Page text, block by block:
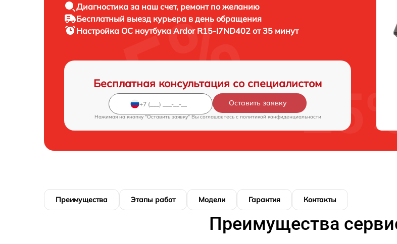
Диагностика за наш счет, ремонт по желанию
Бесплатный выезд курьера в день обращения
Настройка ОС ноутбука Ardor R15-I7ND402 от 35 минут
Бесплатная консультация со специалистом
Оставить заявку
Нажимая на кнопку "Оставить заявку" Вы соглашаетесь c политикой конфиденциальности
Преимущества Этапы работ Модели Гарантия Контакты
Преимущества